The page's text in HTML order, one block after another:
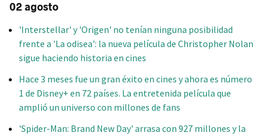
02 agosto
'Interstellar' y 'Origen' no tenían ninguna posibilidad
frente a 'La odisea': la nueva película de Christopher Nolan
sigue haciendo historia en cines
Hace 3 meses fue un gran éxito en cines y ahora es número
1 de Disney+ en 72 países. La entretenida película que
amplió un universo con millones de fans
'Spider-Man: Brand New Day' arrasa con 927 millones y la